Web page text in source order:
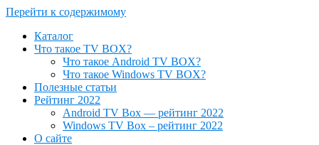
Перейти к содержимому
Каталог
Что такое TV BOX?
Что такое Android TV BOX?
Что такое Windows TV BOX?
Полезные статьи
Рейтинг 2022
Android TV Box — рейтинг 2022
Windows TV Box – рейтинг 2022
О сайте